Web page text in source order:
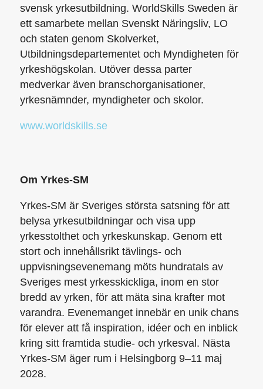
svensk yrkesutbildning. WorldSkills Sweden är
ett samarbete mellan Svenskt Näringsliv, LO
och staten genom Skolverket,
Utbildningsdepartementet och Myndigheten för
yrkeshögskolan. Utöver dessa parter
medverkar även branschorganisationer,
yrkesnämnder, myndigheter och skolor.
www.worldskills.se
Om Yrkes-SM
Yrkes-SM är Sveriges största satsning för att
belysa yrkesutbildningar och visa upp
yrkesstolthet och yrkeskunskap. Genom ett
stort och innehållsrikt tävlings- och
uppvisningsevenemang möts hundratals av
Sveriges mest yrkesskickliga, inom en stor
bredd av yrken, för att mäta sina krafter mot
varandra. Evenemanget innebär en unik chans
för elever att få inspiration, idéer och en inblick
kring sitt framtida studie- och yrkesval. Nästa
Yrkes-SM äger rum i Helsingborg 9–11 maj
2028.